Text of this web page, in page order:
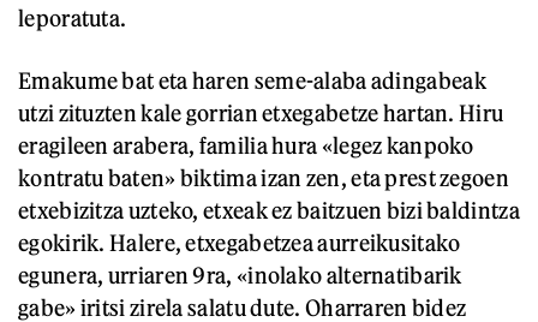
leporatuta.
Emakume bat eta haren seme-alaba adingabeak
utzi zituzten kale gorrian etxegabetze hartan. Hiru
eragileen arabera, familia hura «legez kanpoko
kontratu baten» biktima izan zen, eta prest zegoen
etxebizitza uzteko, etxeak ez baitzuen bizi baldintza
egokirik. Halere, etxegabetzea aurreikusitako
egunera, urriaren 9ra, «inolako alternatibarik
gabe» iritsi zirela salatu dute. Oharraren bidez